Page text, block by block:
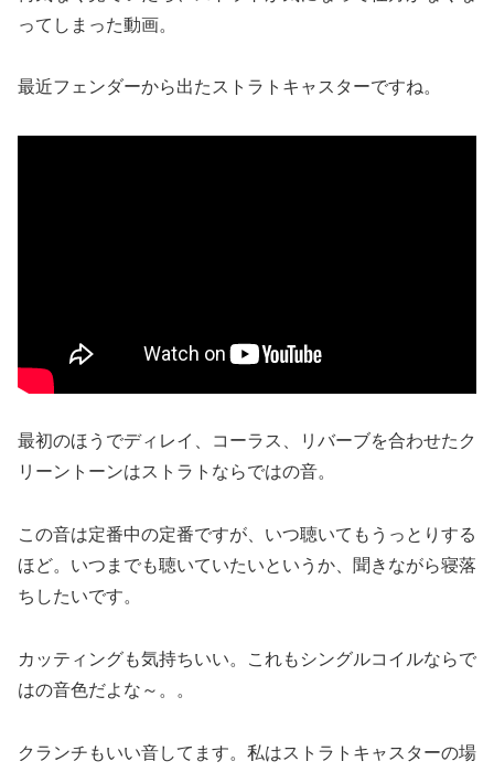
ってしまった動画。
最近フェンダーから出たストラトキャスターですね。
最初のほうでディレイ、コーラス、リバーブを合わせたク
リーントーンはストラトならではの音。
この音は定番中の定番ですが、いつ聴いてもうっとりする
ほど。いつまでも聴いていたいというか、聞きながら寝落
ちしたいです。
カッティングも気持ちいい。これもシングルコイルならで
はの音色だよな～。。
クランチもいい音してます。私はストラトキャスターの場